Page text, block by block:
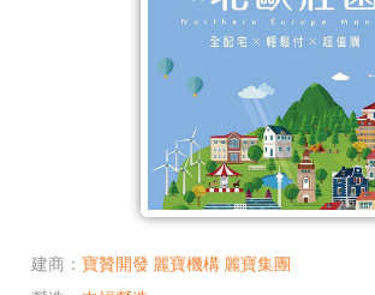
建商 寶贊開發 麗寶機構 麗寶集團